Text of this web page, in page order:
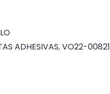
ADHESIVAS,VO22-00821